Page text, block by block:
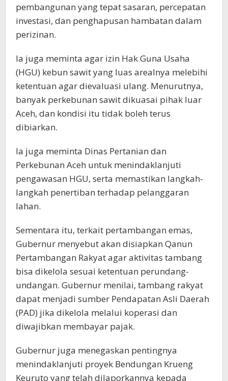
pembangunan yang tepat sasaran, percepatan
investasi, dan penghapusan hambatan dalam
perizinan.
Ia juga meminta agar izin Hak Guna Usaha
(HGU) kebun sawit yang luas arealnya melebihi
ketentuan agar dievaluasi ulang. Menurutnya,
banyak perkebunan sawit dikuasai pihak luar
Aceh, dan kondisi itu tidak boleh terus
dibiarkan.
Ia juga meminta Dinas Pertanian dan
Perkebunan Aceh untuk menindaklanjuti
pengawasan HGU, serta memastikan langkah-
langkah penertiban terhadap pelanggaran
lahan.
Sementara itu, terkait pertambangan emas,
Gubernur menyebut akan disiapkan Qanun
Pertambangan Rakyat agar aktivitas tambang
bisa dikelola sesuai ketentuan perundang-
undangan. Gubernur menilai, tambang rakyat
dapat menjadi sumber Pendapatan Asli Daerah
(PAD) jika dikelola melalui koperasi dan
diwajibkan membayar pajak.
Gubernur juga menegaskan pentingnya
menindaklanjuti proyek Bendungan Krueng
Keuruto yang telah dilaporkannya kepada